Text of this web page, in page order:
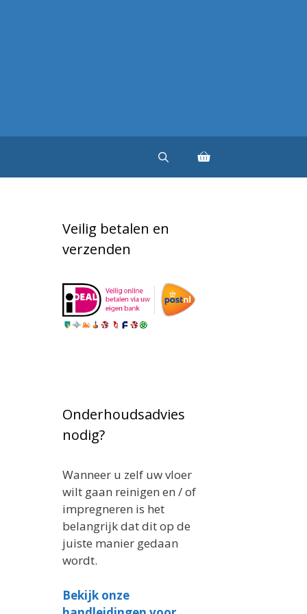
Veilig betalen en
verzenden
Onderhoudsadvies
nodig?
Wanneer u zelf uw vloer
wilt gaan reinigen en / of
impregneren is het
belangrijk dat dit op de
juiste manier gedaan
wordt.
Bekijk onze